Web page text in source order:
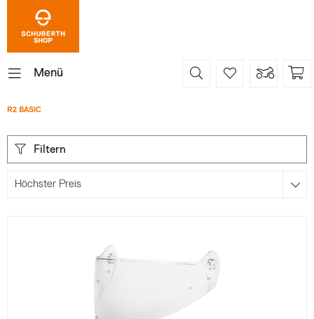
Menü
R2 BASIC
Filtern